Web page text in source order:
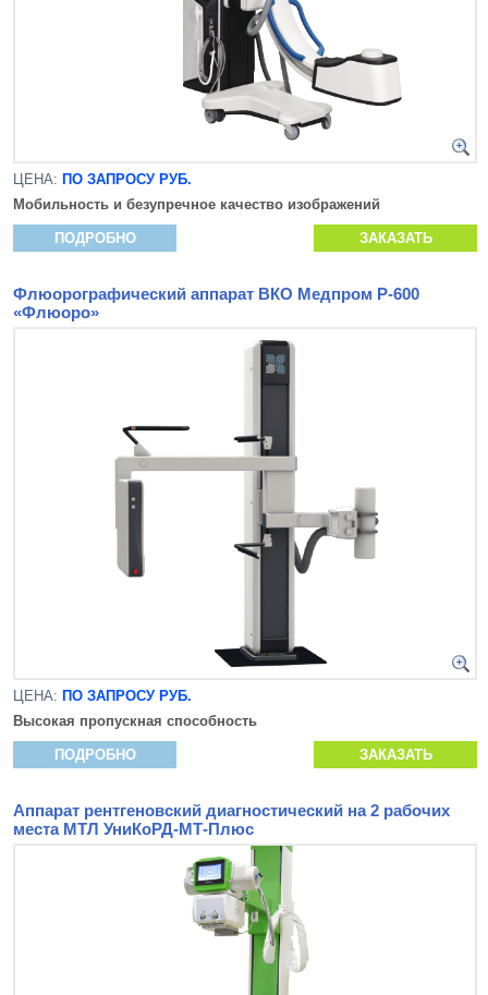
ЦЕНА: ПО ЗАПРОСУ РУБ.
Мобильность и безупречное качество изображений
ПОДРОБНО ЗАКАЗАТЬ
Флюорографический аппарат ВКО Медпром Р-600
«Флюоро»
ЦЕНА: ПО ЗАПРОСУ РУБ.
Высокая пропускная способность
ПОДРОБНО ЗАКАЗАТЬ
Аппарат рентгеновский диагностический на 2 рабочих
места МТЛ УниКоРД-МТ-Плюс